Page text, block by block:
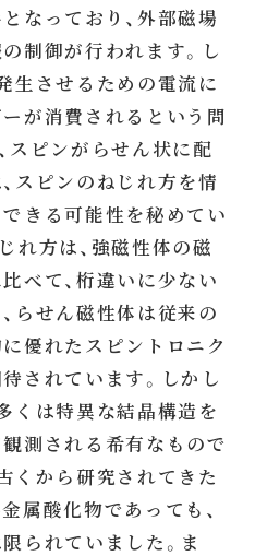
なっており、外部磁場
制御が行われます。し
生させるための電流に
が消費されるという問
スピンがらせん状に配
スピンのねじれ方を情
きる可能性を秘めてい
れ方は、強磁性体の磁
べて、桁違いに少ない
らせん磁性体は従来の
優れたスピントロニク
されています。しかし
くは特異な結晶構造を
測される希有なもので
くから研究されてきた
属酸化物であっても、
られていました。ま